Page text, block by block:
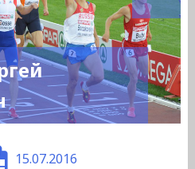
15.07.2016